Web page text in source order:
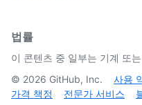
법률
이 콘텐츠 중 일부는 기계 또
© 2026 GitHub, Inc. 사용
가격 책정
전문가 서비스